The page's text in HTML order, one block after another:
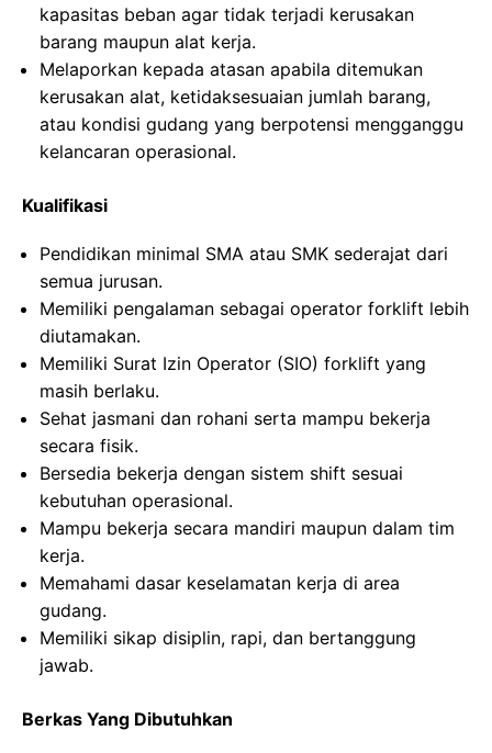
kapasitas beban agar tidak terjadi kerusakan
barang maupun alat kerja.
Melaporkan kepada atasan apabila ditemukan
kerusakan alat, ketidaksesuaian jumlah barang,
atau kondisi gudang yang berpotensi mengganggu
kelancaran operasional.
Kualifikasi
Pendidikan minimal SMA atau SMK sederajat dari
semua jurusan.
Memiliki pengalaman sebagai operator forklift lebih
diutamakan.
Memiliki Surat Izin Operator (SIO) forklift yang
masih berlaku.
Sehat jasmani dan rohani serta mampu bekerja
secara fisik.
Bersedia bekerja dengan sistem shift sesuai
kebutuhan operasional.
Mampu bekerja secara mandiri maupun dalam tim
kerja.
Memahami dasar keselamatan kerja di area
gudang.
Memiliki sikap disiplin, rapi, dan bertanggung
jawab.
Berkas Yang Dibutuhkan